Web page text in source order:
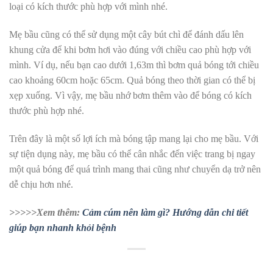
loại có kích thước phù hợp với mình nhé.
Mẹ bầu cũng có thể sử dụng một cây bút chì để đánh dấu lên
khung cửa để khi bơm hơi vào đúng với chiều cao phù hợp với
mình. Ví dụ, nếu bạn cao dưới 1,63m thì bơm quả bóng tới chiều
cao khoảng 60cm hoặc 65cm. Quả bóng theo thời gian có thể bị
xẹp xuống. Vì vậy, mẹ bầu nhớ bơm thêm vào để bóng có kích
thước phù hợp nhé.
Trên đây là một số lợi ích mà bóng tập mang lại cho mẹ bầu. Với
sự tiện dụng này, mẹ bầu có thể cân nhắc đến việc trang bị ngay
một quả bóng để quá trình mang thai cũng như chuyển dạ trở nên
dễ chịu hơn nhé.
>>>>>Xem thêm: Cảm cúm nên làm gì? Hướng dẫn chi tiết
giúp bạn nhanh khỏi bệnh